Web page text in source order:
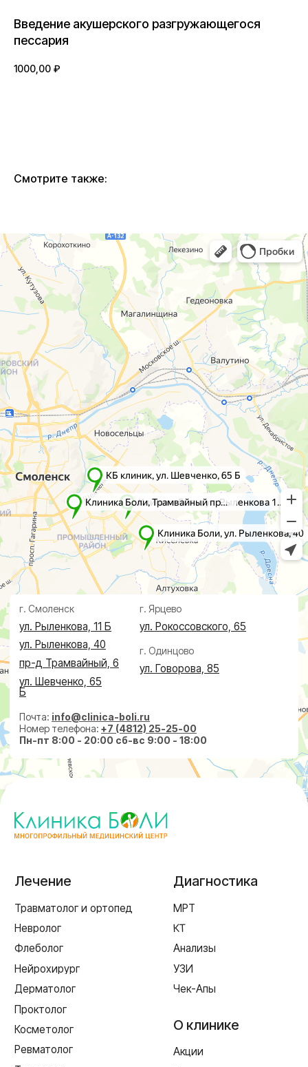
Введение акушерского разгружающегося
пессария
1000,00 ₽
Смотрите также:
Почта:info@clinica-boli.ru
Номер телефона: +7 (4812) 25-25-00
Пн-пт 8:00 - 20:00 сб-вс 9:00 - 18:00
г. Смоленск
ул. Рыленкова, 11 Б
ул. Рыленкова, 40
пр-д Трамвайный, 6
ул. Шевченко, 65
Б
г. Ярцево
ул. Рокоссовского, 65
г. Одинцово
ул. Говорова, 85
+7 (4812) 25-25-00
ул. Рыленкова, 11 Б
ул. Рыленкова, 40
пр-д Трамвайный, 6
Диагностика
КТ
Анализы
Лечение
Травматолог и ортопед
Невролог
Проктолог
Флеболог
Нейрохирург
Косметолог
Ревматолог
Терапевт
Капельницы здоровья
Лечебные блокады
Малоинвазивная
хирургия
На суставах
По проктологии
Пластическая хирургия
Врачи
Социальные проекты
Справки